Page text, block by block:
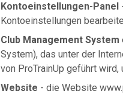
Kontoeinstellungen-Panel
Kontoeinstellungen
Club Management System
System), das unter der
von ProTrainUp geführt
Website - die Website